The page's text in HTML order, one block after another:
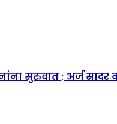
सुरुवात ; अर्ज